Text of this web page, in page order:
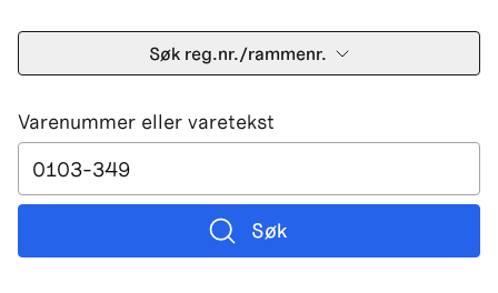
2005 ATV 500 TRV homologiert
2005 ATV 500i 4x4A homologiert
2005 DVX 400 street homologiert
2006 250 Utility Street Legal
2006 400 Street Legal
2006 400 3in1 Street Legal
2006 400 dvx street-2x4 homologated b390b
2006 500 4x4A Street Legal
Søk reg.nr./rammenr.
Varenummer eller varetekst
Søk